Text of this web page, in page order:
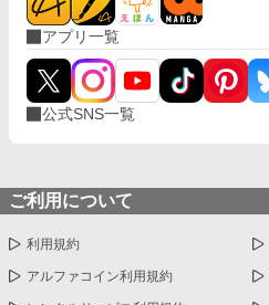
アプリ一覧
公式SNS一覧
ご利用について
利用規約
アルファコイン利用規約